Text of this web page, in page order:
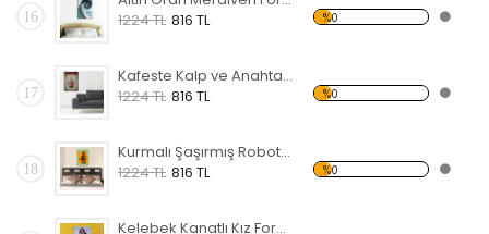
16
1224 TL 816 TL %0
17
Kafeste Kalp ve Anahtar Forex Tablo
1224 TL 816 TL %0
18
Kurmalı Şaşırmış Robot Forex Tablo
1224 TL 816 TL %0
Kelebek Kanatlı Kız Forex Tablo